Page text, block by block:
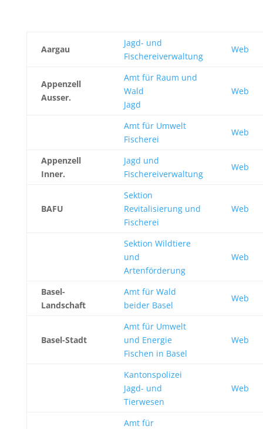
Aargau
Jagd- und
Fischereiverwaltung
Web
Appenzell
Ausser.
Amt für Raum und
Wald
Jagd
Web
Amt für Umwelt
Fischerei
Web
Appenzell
Inner.
Jagd und
Fischereiverwaltung
Web
BAFU
Sektion
Revitalisierung und
Fischerei
Web
Sektion Wildtiere
und
Artenförderung
Web
Basel-
Landschaft
Amt für Wald
beider Basel
Web
Basel-Stadt
Amt für Umwelt
und Energie
Fischen in Basel
Web
Kantonspolizei
Jagd- und
Tierwesen
Web
Amt für